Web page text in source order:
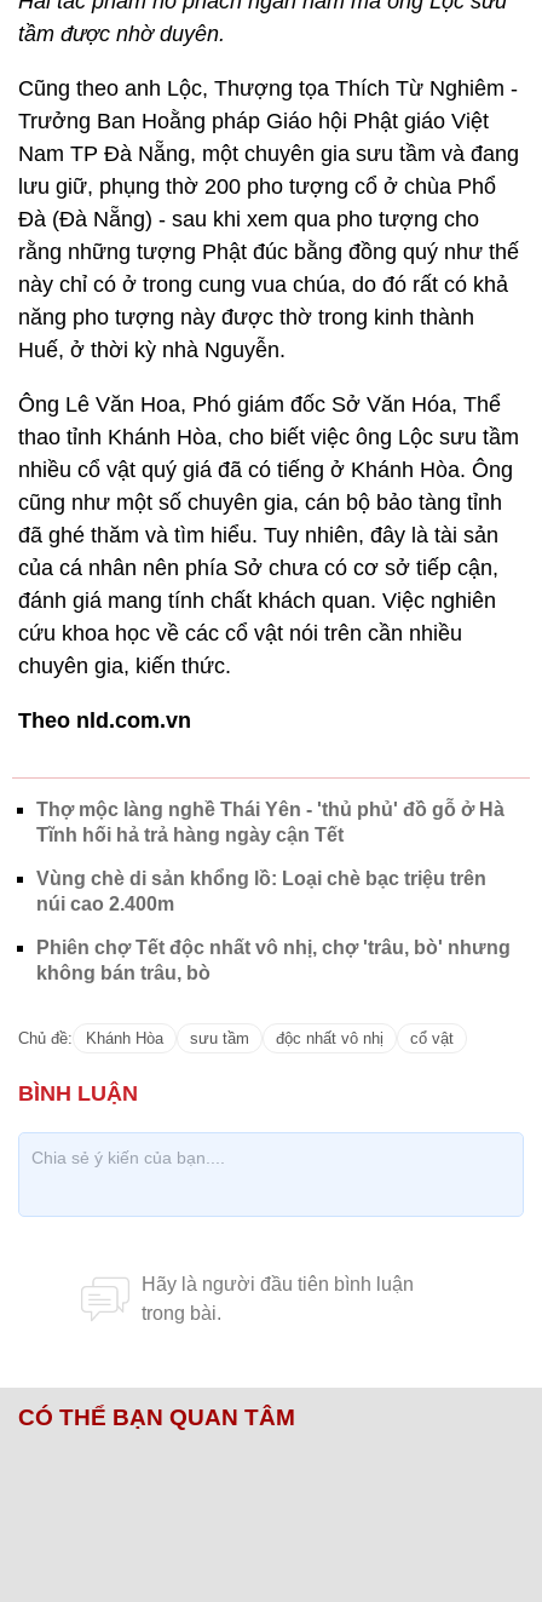
tầm được nhờ duyên.
Cũng theo anh Lộc, Thượng tọa Thích Từ Nghiêm -
Trưởng Ban Hoằng pháp Giáo hội Phật giáo Việt
Nam TP Đà Nẵng, một chuyên gia sưu tầm và đang
lưu giữ, phụng thờ 200 pho tượng cổ ở chùa Phổ
Đà (Đà Nẵng) - sau khi xem qua pho tượng cho
rằng những tượng Phật đúc bằng đồng quý như thế
này chỉ có ở trong cung vua chúa, do đó rất có khả
năng pho tượng này được thờ trong kinh thành
Huế, ở thời kỳ nhà Nguyễn.
Ông Lê Văn Hoa, Phó giám đốc Sở Văn Hóa, Thể
thao tỉnh Khánh Hòa, cho biết việc ông Lộc sưu tầm
nhiều cổ vật quý giá đã có tiếng ở Khánh Hòa. Ông
cũng như một số chuyên gia, cán bộ bảo tàng tỉnh
đã ghé thăm và tìm hiểu. Tuy nhiên, đây là tài sản
của cá nhân nên phía Sở chưa có cơ sở tiếp cận,
đánh giá mang tính chất khách quan. Việc nghiên
cứu khoa học về các cổ vật nói trên cần nhiều
chuyên gia, kiến thức.
Theo nld.com.vn
Thợ mộc làng nghề Thái Yên - 'thủ phủ' đồ gỗ ở Hà
Tĩnh hối hả trả hàng ngày cận Tết
Vùng chè di sản khổng lồ: Loại chè bạc triệu trên
núi cao 2.400m
Phiên chợ Tết độc nhất vô nhị, chợ 'trâu, bò' nhưng
không bán trâu, bò
Chủ đề: Khánh Hòa sưu tầm độc nhất vô nhị cổ vật
CÓ THỂ BẠN QUAN TÂM